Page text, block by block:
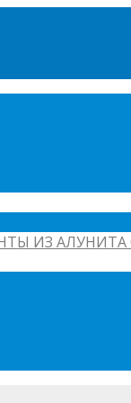
ИЗ АЛУНИТА